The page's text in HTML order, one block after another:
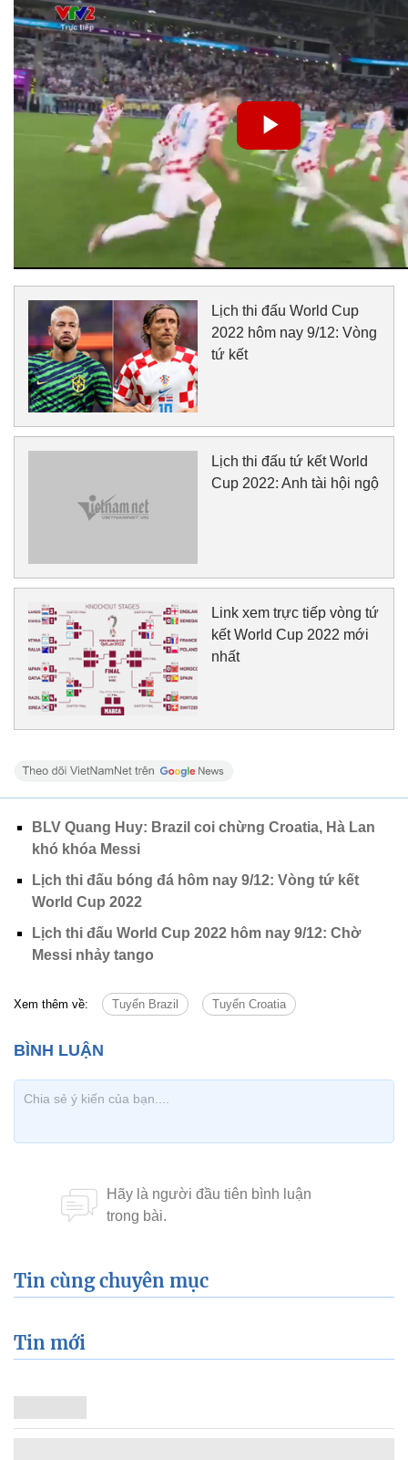
Lịch thi đấu World Cup
2022 hôm nay 9/12: Vòng
tứ kết
Lịch thi đấu tứ kết World
Cup 2022: Anh tài hội ngộ
Link xem trực tiếp vòng tứ
kết World Cup 2022 mới
nhất
BLV Quang Huy: Brazil coi chừng Croatia, Hà Lan
khó khóa Messi
Lịch thi đấu bóng đá hôm nay 9/12: Vòng tứ kết
World Cup 2022
Lịch thi đấu World Cup 2022 hôm nay 9/12: Chờ
Messi nhảy tango
Xem thêm về: Tuyển Brazil Tuyển Croatia
Tin cùng chuyên mục
Tin mới